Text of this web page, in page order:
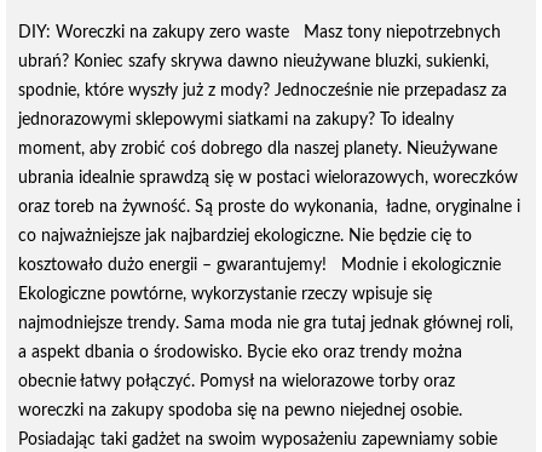
DIY: Woreczki na zakupy zero waste Masz tony niepotrzebnych
ubrań? Koniec szafy skrywa dawno nieużywane bluzki, sukienki,
spodnie, które wyszły już z mody? Jednocześnie nie przepadasz za
jednorazowymi sklepowymi siatkami na zakupy? To idealny
moment, aby zrobić coś dobrego dla naszej planety. Nieużywane
ubrania idealnie sprawdzą się w postaci wielorazowych, woreczków
oraz toreb na żywność. Są proste do wykonania, ładne, oryginalne i
co najważniejsze jak najbardziej ekologiczne. Nie będzie cię to
kosztowało dużo energii – gwarantujemy! Modnie i ekologicznie
Ekologiczne powtórne, wykorzystanie rzeczy wpisuje się
najmodniejsze trendy. Sama moda nie gra tutaj jednak głównej roli,
a aspekt dbania o środowisko. Bycie eko oraz trendy można
obecnie łatwy połączyć. Pomysł na wielorazowe torby oraz
woreczki na zakupy spodoba się na pewno niejednej osobie.
Posiadając taki gadżet na swoim wyposażeniu zapewniamy sobie